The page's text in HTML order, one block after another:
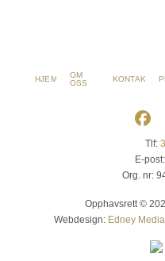
HJEM
OM
OSS
KONTAKT
Tlf:
E-
Org. nr:
Opphavsrett ©
Webdesign: Edney